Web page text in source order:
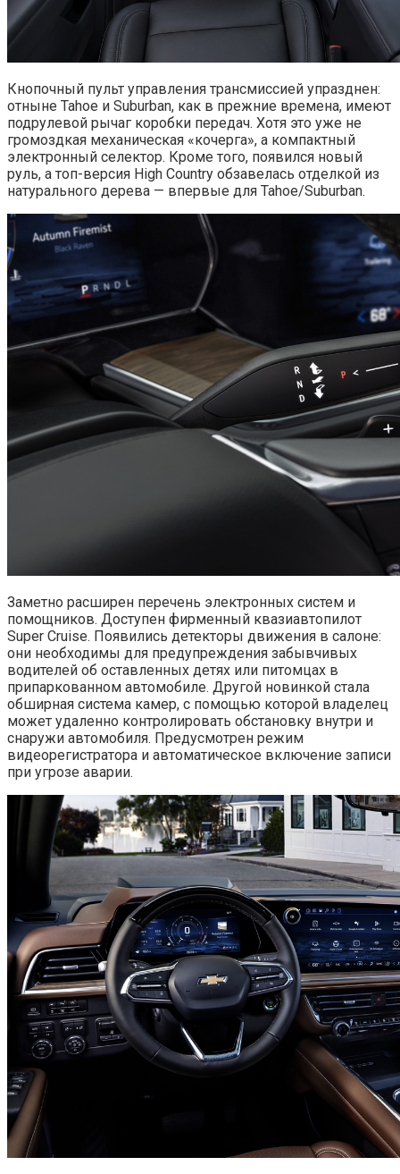
Кнопочный пульт управления трансмиссией упразднен:
отныне Tahoe и Suburban, как в прежние времена, имеют
подрулевой рычаг коробки передач. Хотя это уже не
громоздкая механическая «кочерга», а компактный
электронный селектор. Кроме того, появился новый
руль, а топ-версия High Country обзавелась отделкой из
натурального дерева — впервые для Tahoe/Suburban.
Заметно расширен перечень электронных систем и
помощников. Доступен фирменный квазиавтопилот
Super Cruise. Появились детекторы движения в салоне:
они необходимы для предупреждения забывчивых
водителей об оставленных детях или питомцах в
припаркованном автомобиле. Другой новинкой стала
обширная система камер, с помощью которой владелец
может удаленно контролировать обстановку внутри и
снаружи автомобиля. Предусмотрен режим
видеорегистратора и автоматическое включение записи
при угрозе аварии.